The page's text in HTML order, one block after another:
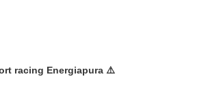
racing Energiapura ⚠️